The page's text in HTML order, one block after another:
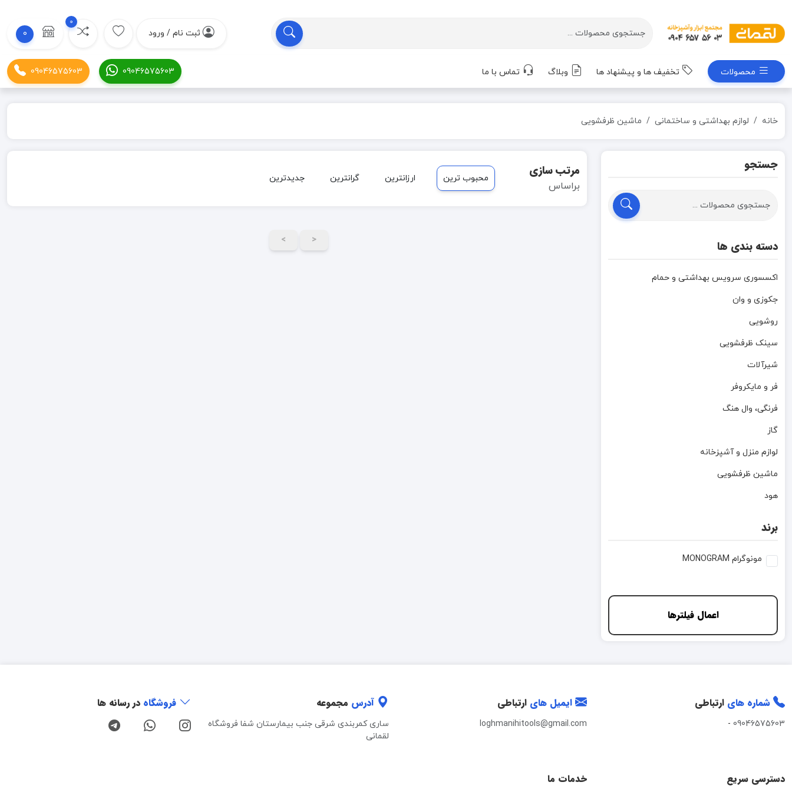
ثبت نام / ورود
0
0
محصولات تخفیف ها و پیشنهاد ها وبلاگ تماس با ما 09046575603
09046575603
خانه لوازم بهداشتی و ساختمانی ماشین ظرفشویی
جستجو
دسته بندی ها
اکسسوری سرویس بهداشتی و حمام
جکوزی و وان
روشویی
سینک ظرفشویی
شیرآلات
فر و مایکروفر
فرنگی، وال هنگ
گاز
لوازم منزل و آشپزخانه
ماشین ظرفشویی
هود
برند
مونوگرام MONOGRAM
اعمال فیلترها
مرتب سازی
براساس
محبوب ترین ارزانترین گرانترین جدیدترین
<
>
شماره های ارتباطی
09046575603
-
ایمیل های ارتباطی
loghmanihitools@gmail.com
آدرس مجموعه
ساری کمربندی شرقی جنب بیمارستان شفا فروشگاه
لقمانی
فروشگاه در رسانه ها
دسترسی سریع خدمات ما